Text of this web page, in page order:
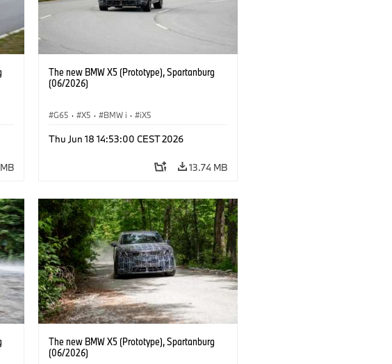
The new BMW X5 (Prototype), Spartanburg
(06/2026)
G65 · X5 · BMW i · iX5
Thu Jun 18 14:53:00 CEST 2026
13.74 MB
The new BMW X5 (Prototype), Spartanburg
(06/2026)